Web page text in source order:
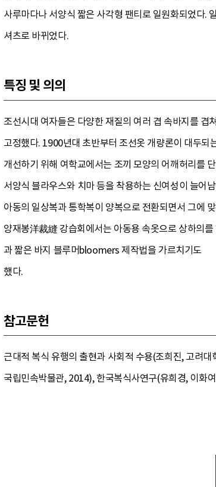
사루마다나 서양식 짧은 사각형 팬티로 일원화되었다.
셔츠로 바뀌었다.
특징 및 의의
조선시대 여자들은 다양한 재질의 여러 겹 속바지를
고정했다. 1900년대 초반부터 조선옷 개량론이 대두
개선하기 위해 여학교에서는 조끼 모양의 어깨허리를
서양식 블라우스와 치마 등을 착용하는 신여성이 늘어
아동의 일상복과 통학복이 양복으로 전환되면서 그에
양재봉洋裁縫 강습회에서는 아동용 속옷으로 상하의
과 짧은 바지 블루머bloomers 제작법을 가르치기도
했다.
참고문헌
근대적 복식 유행의 출현과 사회적 수용(조희진, 고려
국립민속박물관, 2014), 한국복식사연구(유희경, 이화